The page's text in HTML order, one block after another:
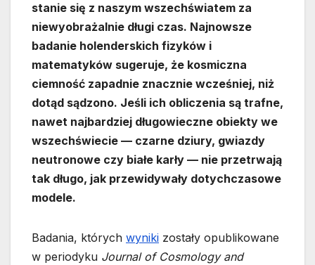
stanie się z naszym wszechświatem za
niewyobrażalnie długi czas. Najnowsze
badanie holenderskich fizyków i
matematyków sugeruje, że kosmiczna
ciemność zapadnie znacznie wcześniej, niż
dotąd sądzono. Jeśli ich obliczenia są trafne,
nawet najbardziej długowieczne obiekty we
wszechświecie — czarne dziury, gwiazdy
neutronowe czy białe karły — nie przetrwają
tak długo, jak przewidywały dotychczasowe
modele.
Badania, których wyniki zostały opublikowane
w periodyku Journal of Cosmology and